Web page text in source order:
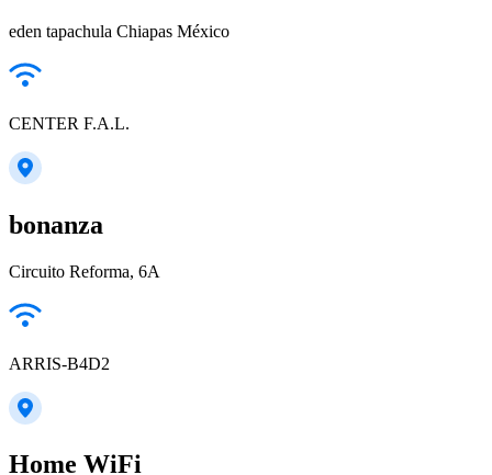
eden tapachula Chiapas México
CENTER F.A.L.
bonanza
Circuito Reforma, 6A
ARRIS-B4D2
Home WiFi